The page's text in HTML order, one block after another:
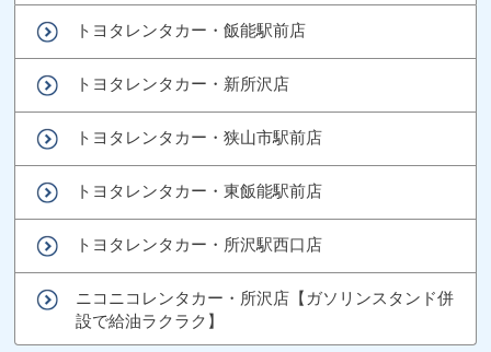
トヨタレンタカー・飯能駅前店
トヨタレンタカー・新所沢店
トヨタレンタカー・狭山市駅前店
トヨタレンタカー・東飯能駅前店
トヨタレンタカー・所沢駅西口店
ニコニコレンタカー・所沢店【ガソリンスタンド併
設で給油ラクラク】